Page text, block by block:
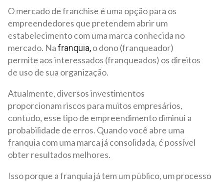
O mercado de franchise é uma opção para os
empreendedores que pretendem abrir um
estabelecimento com uma marca conhecida no
mercado. Nafranquia,o dono (franqueador)
permite aos interessados (franqueados) os direitos
de uso de sua organização.
Atualmente, diversos investimentos
proporcionam riscos para muitos empresários,
contudo, esse tipo de empreendimento diminui a
probabilidade de erros. Quando você abre uma
franquia com uma marca já consolidada, é possível
obter resultados melhores.
Isso porque a franquia já tem um público, um processo